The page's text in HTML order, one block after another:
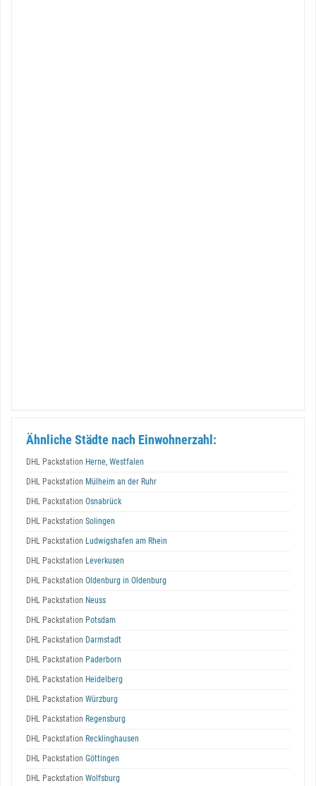
Ähnliche Städte nach Einwohnerzahl:
DHL Packstation Herne, Westfalen
DHL Packstation Mülheim an der Ruhr
DHL Packstation Osnabrück
DHL Packstation Solingen
DHL Packstation Ludwigshafen am Rhein
DHL Packstation Leverkusen
DHL Packstation Oldenburg in Oldenburg
DHL Packstation Neuss
DHL Packstation Potsdam
DHL Packstation Darmstadt
DHL Packstation Paderborn
DHL Packstation Heidelberg
DHL Packstation Würzburg
DHL Packstation Regensburg
DHL Packstation Recklinghausen
DHL Packstation Göttingen
DHL Packstation Wolfsburg